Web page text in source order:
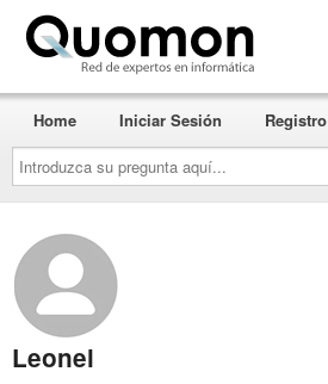
Introduzca
su
pregunta
aquí...
Home Iniciar Sesión Registro
Leonel